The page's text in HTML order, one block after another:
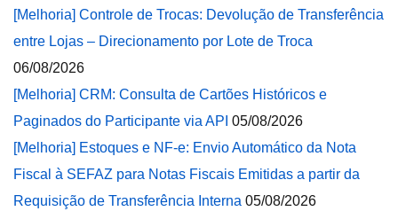
[Melhoria] Controle de Trocas: Devolução de Transferência
entre Lojas – Direcionamento por Lote de Troca
06/08/2026
[Melhoria] CRM: Consulta de Cartões Históricos e
Paginados do Participante via API 05/08/2026
[Melhoria] Estoques e NF-e: Envio Automático da Nota
Fiscal à SEFAZ para Notas Fiscais Emitidas a partir da
Requisição de Transferência Interna 05/08/2026